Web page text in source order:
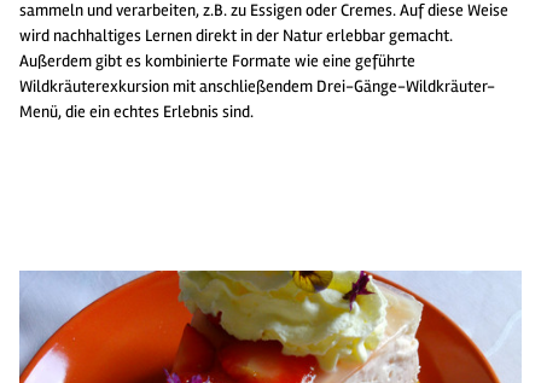
sammeln und verarbeiten, z.B. zu Essigen oder Cremes. Auf diese Weise
wird nachhaltiges Lernen direkt in der Natur erlebbar gemacht.
Außerdem gibt es kombinierte Formate wie eine geführte
Wildkräuterexkursion mit anschließendem Drei-Gänge-Wildkräuter-
Menü, die ein echtes Erlebnis sind.